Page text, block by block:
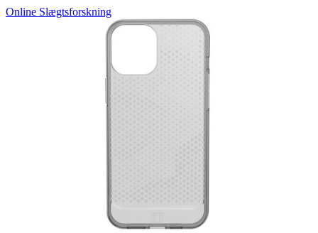
Online Slægtsforskning